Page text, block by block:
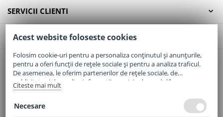
SERVICII CLIENTI
CONTACT
Email:office@elaptepraf.ro
Telefon:0745-964-449
Adresa:Sos. Borsului, Nr. 20, Oradea, Jud. Bihor
Acest website foloseste cookies
Folosim cookie-uri pentru a personaliza conținutul și anunțurile,
pentru a oferi funcții de rețele sociale și pentru a analiza traficul.
De asemenea, le oferim partenerilor de rețele sociale, de
publicitate și de analize informații cu privire la modul în care
folosiți site-ul nostru. Aceștia le pot combina cu alte informații
Citeste mai mult
Necesare